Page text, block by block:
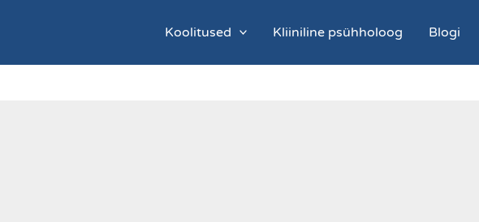
Koolitused Kliiniline psühholoog Blogi